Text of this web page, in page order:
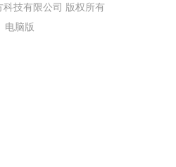
科技有限公司 版权所有
电脑版